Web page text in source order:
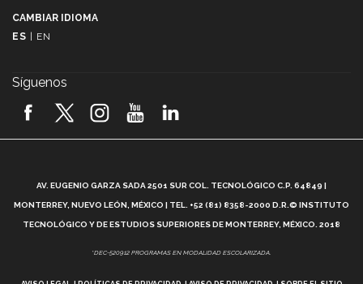
2026! (video)
¿Cómo es el Modelo Educativo Tec? (video)
Vida Tec: Feminismo e Inteligencia Artificial, Paola
CAMBIAR IDIOMA
ES | EN
Síguenos
AV. EUGENIO GARZA SADA 2501 SUR COL. TECNOLÓGICO C.P. 64849 |
MONTERREY, NUEVO LEÓN, MÉXICO | TEL. +52 (81) 8358-2000 D.R.© INSTITUTO
TECNOLÓGICO Y DE ESTUDIOS SUPERIORES DE MONTERREY, MÉXICO. 2018
*DEC-520912 PROGRAMAS EN MODALIDAD ESCOLARIZADA.